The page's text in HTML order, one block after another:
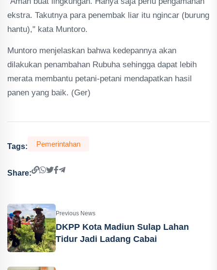
ekstra. Takutnya para penembak liar itu ngincar (burung
hantu)," kata Muntoro.
Muntoro menjelaskan bahwa kedepannya akan
dilakukan penambahan Rubuha sehingga dapat lebih
merata membantu petani-petani mendapatkan hasil
panen yang baik. (Ger)
Tags: Pemerintahan
Share:
Previous News
DKPP Kota Madiun Sulap Lahan
Tidur Jadi Ladang Cabai